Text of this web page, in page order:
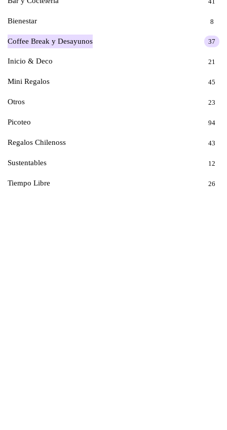
Bienestar 8
Coffee Break y Desayunos 37
Inicio & Deco 21
Mini Regalos 45
Otros 23
Picoteo 94
Regalos Chilenoss 43
Sustentables 12
Tiempo Libre 26